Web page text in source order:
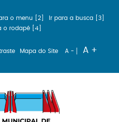
o menu [2]
Ir para a busca [3]
o rodapé [4]
Mapa do Site A - | A +